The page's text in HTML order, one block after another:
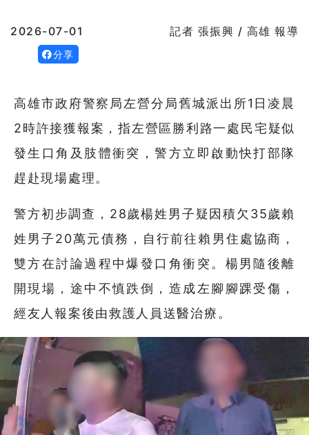
2026-07-01 記者 張振興 / 高雄 報導
分享
高雄市政府警察局左營分局舊城派出所1日凌晨
2時許接獲報案，指左營區勝利路一處民宅疑似
發生口角及肢體衝突，警方立即啟動快打部隊
趕赴現場處理。
警方初步調查，28歲楊姓男子疑因積欠35歲賴
姓男子20萬元債務，自行前往賴男住處協商，
雙方在討論過程中爆發口角衝突。楊男隨後離
開現場，途中不慎跌倒，造成左腳腳踝受傷，
經友人報案後由救護人員送醫治療。